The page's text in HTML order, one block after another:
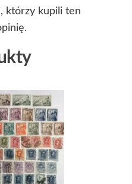
którzy kupili ten